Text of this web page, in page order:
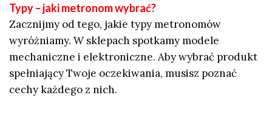
Typy – jaki metronom wybrać?
Zacznijmy od tego, jakie typy metronomów
wyróżniamy. W sklepach spotkamy modele
mechaniczne i elektroniczne. Aby wybrać produkt
spełniający Twoje oczekiwania, musisz poznać
cechy każdego z nich.